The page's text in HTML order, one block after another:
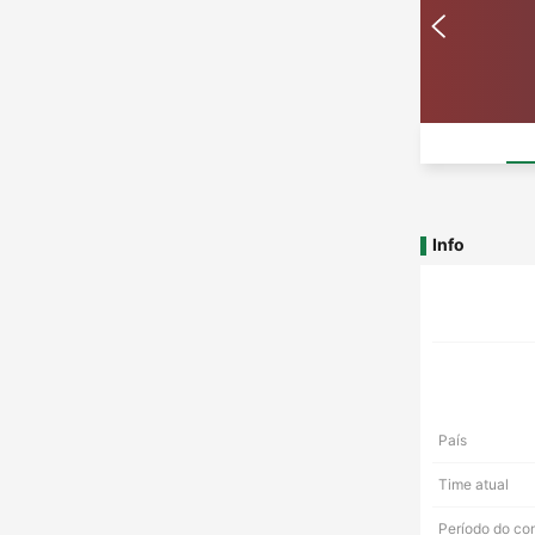
Info
País
Time atual
Período do